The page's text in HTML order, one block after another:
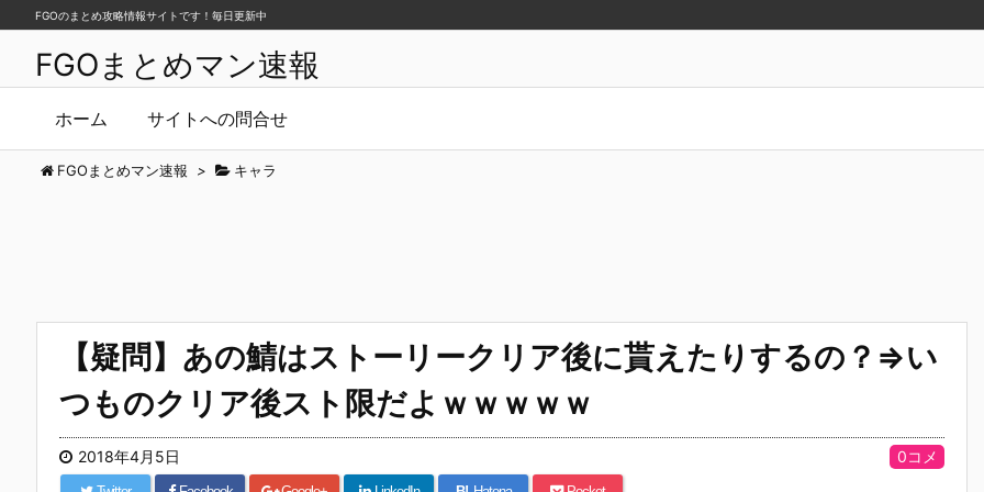
FGOまとめマン速報
ホーム サイトへの問合せ
FGOのまとめ攻略情報サイトです！毎日更新中
FGOまとめマン速報 > キャラ
【疑問】あの鯖はストーリークリア後に貰えたりするの？⇒い
つものクリア後スト限だよｗｗｗｗｗ
2018年4月5日 0コメ